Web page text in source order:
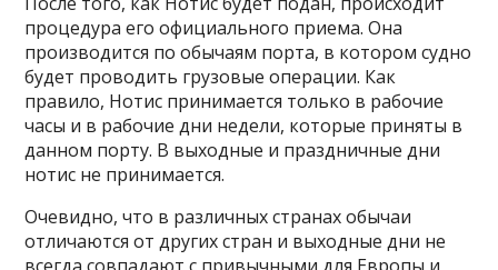
процедура его официального приема. Она
производится по обычаям порта, в котором судно
будет проводить грузовые операции. Как
правило, Нотис принимается только в рабочие
часы и в рабочие дни недели, которые приняты в
данном порту. В выходные и праздничные дни
нотис не принимается.
Очевидно, что в различных странах обычаи
отличаются от других стран и выходные дни не